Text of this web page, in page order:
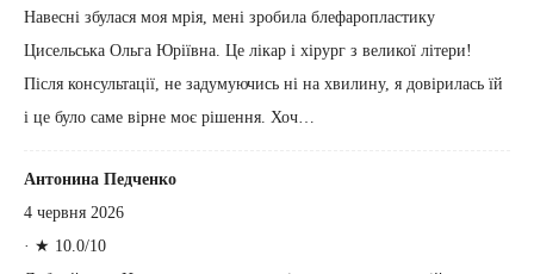
Навесні збулася моя мрія, мені зробила блефаропластику
Цисельська Ольга Юріївна. Це лікар і хірург з великої літери!
Після консультації, не задумуючись ні на хвилину, я довірилась їй
і це було саме вірне моє рішення. Хоч…
Антонина Педченко
4 червня 2026
· ★ 10.0/10